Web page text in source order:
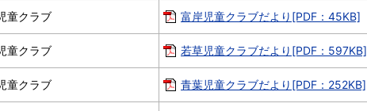
童クラブ 富岸児童クラブだより[PDF：45KB]
童クラブ 若草児童クラブだより[PDF：597KB]
童クラブ 青葉児童クラブだより[PDF：252KB]